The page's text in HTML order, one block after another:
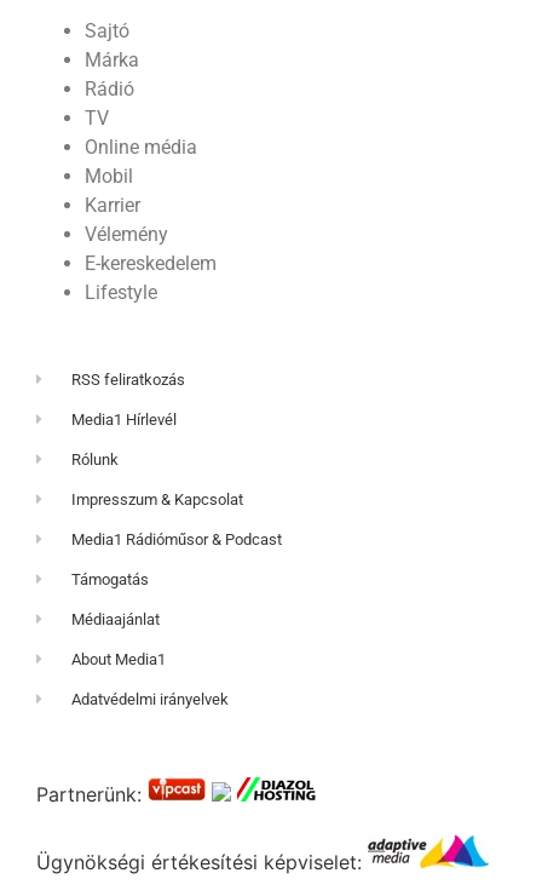
Sajtó
Márka
Rádió
TV
Online média
Mobil
Karrier
Vélemény
E-kereskedelem
Lifestyle
RSS feliratkozás
Media1 Hírlevél
Rólunk
Impresszum & Kapcsolat
Media1 Rádióműsor & Podcast
Támogatás
Médiaajánlat
About Media1
Adatvédelmi irányelvek
Partnerünk:
Ügynökségi értékesítési képviselet: